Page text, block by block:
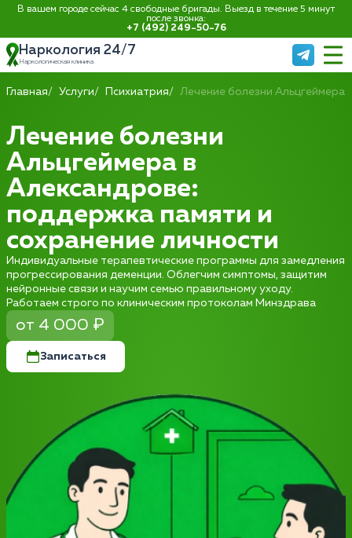
В вашем городе сейчас 4 свободные бригады. Выезд в течение 5 минут
после звонка:
+7 (492) 249-50-76
Наркология 24/7
Наркологическая клиника
Главная Услуги Психиатрия Лечение болезни Альцгеймера
Лечение болезни
Альцгеймера в
Александрове:
поддержка памяти и
сохранение личности
Индивидуальные терапевтические программы для замедления
прогрессирования деменции. Облегчим симптомы, защитим
нейронные связи и научим семью правильному уходу.
Работаем строго по клиническим протоколам Минздрава
от 4 000 ₽
Записаться